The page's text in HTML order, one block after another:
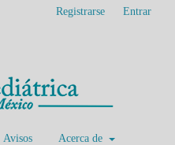
Avisos Acerca de
Registrarse Entrar